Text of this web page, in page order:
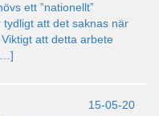
ett ”nationellt”
att det saknas när
att detta arbete
15-05-20